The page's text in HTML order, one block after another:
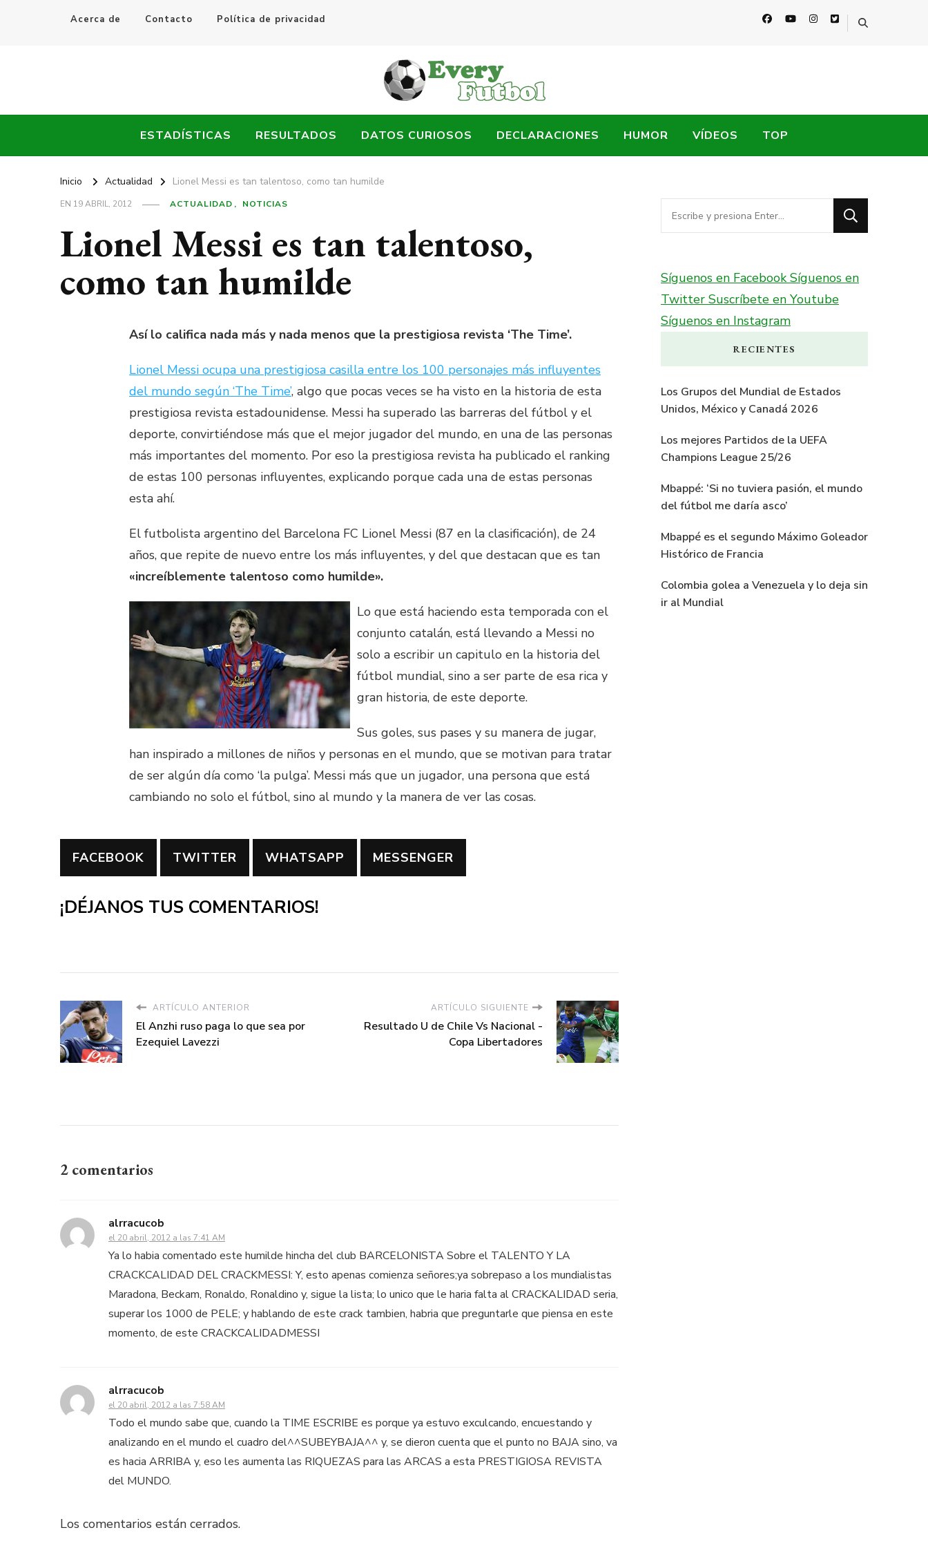
Acerca de Contacto Política de privacidad
Every Fútbol
ESTADÍSTICAS RESULTADOS DATOS CURIOSOS DECLARACIONES HUMOR VÍDEOS TOP
Inicio Actualidad Lionel Messi es tan talentoso, como tan humilde
EN 19 ABRIL, 2012 ACTUALIDAD NOTICIAS
Lionel Messi es tan talentoso,
como tan humilde
Así lo califica nada más y nada menos que la prestigiosa revista ‘The Time’.
Lionel Messi ocupa una prestigiosa casilla entre los 100 personajes más influyentes
del mundo según ‘The Time’, algo que pocas veces se ha visto en la historia de esta
prestigiosa revista estadounidense. Messi ha superado las barreras del fútbol y el
deporte, convirtiéndose más que el mejor jugador del mundo, en una de las personas
más importantes del momento. Por eso la prestigiosa revista ha publicado el ranking
de estas 100 personas influyentes, explicando porque cada una de estas personas
esta ahí.
El futbolista argentino del Barcelona FC Lionel Messi (87 en la clasificación), de 24
años, que repite de nuevo entre los más influyentes, y del que destacan que es tan
«increíblemente talentoso como humilde».
Lo que está haciendo esta temporada con el
conjunto catalán, está llevando a Messi no
solo a escribir un capitulo en la historia del
fútbol mundial, sino a ser parte de esa rica y
gran historia, de este deporte.
Sus goles, sus pases y su manera de jugar,
han inspirado a millones de niños y personas en el mundo, que se motivan para tratar
de ser algún día como ‘la pulga’. Messi más que un jugador, una persona que está
cambiando no solo el fútbol, sino al mundo y la manera de ver las cosas.
FACEBOOK TWITTER WHATSAPP MESSENGER
¡DÉJANOS TUS COMENTARIOS!
ARTÍCULO ANTERIOR
El Anzhi ruso paga lo que sea por
Ezequiel Lavezzi
ARTÍCULO SIGUIENTE
Resultado U de Chile Vs Nacional -
Copa Libertadores
2 comentarios
alrracucob
el 20 abril, 2012 a las 7:41 AM
Ya lo habia comentado este humilde hincha del club BARCELONISTA Sobre el TALENTO Y LA
CRACKCALIDAD DEL CRACKMESSI: Y, esto apenas comienza señores;ya sobrepaso a los mundialistas
Maradona, Beckam, Ronaldo, Ronaldino y, sigue la lista; lo unico que le haria falta al CRACKALIDAD seria,
superar los 1000 de PELE; y hablando de este crack tambien, habria que preguntarle que piensa en este
momento, de este CRACKCALIDADMESSI
alrracucob
el 20 abril, 2012 a las 7:58 AM
Todo el mundo sabe que, cuando la TIME ESCRIBE es porque ya estuvo exculcando, encuestando y
analizando en el mundo el cuadro del^^SUBEYBAJA^^ y, se dieron cuenta que el punto no BAJA sino, va
es hacia ARRIBA y, eso les aumenta las RIQUEZAS para las ARCAS a esta PRESTIGIOSA REVISTA
del MUNDO.
Los comentarios están cerrados.
¿Buscas
algo?
Síguenos en FacebookSíguenos en
Twitter Suscríbete en Youtube
Síguenos en Instagram
RECIENTES
Los Grupos del Mundial de Estados
Unidos, México y Canadá 2026
Los mejores Partidos de la UEFA
Champions League 25/26
Mbappé: ‘Si no tuviera pasión, el mundo
del fútbol me daría asco’
Mbappé es el segundo Máximo Goleador
Histórico de Francia
Colombia golea a Venezuela y lo deja sin
ir al Mundial